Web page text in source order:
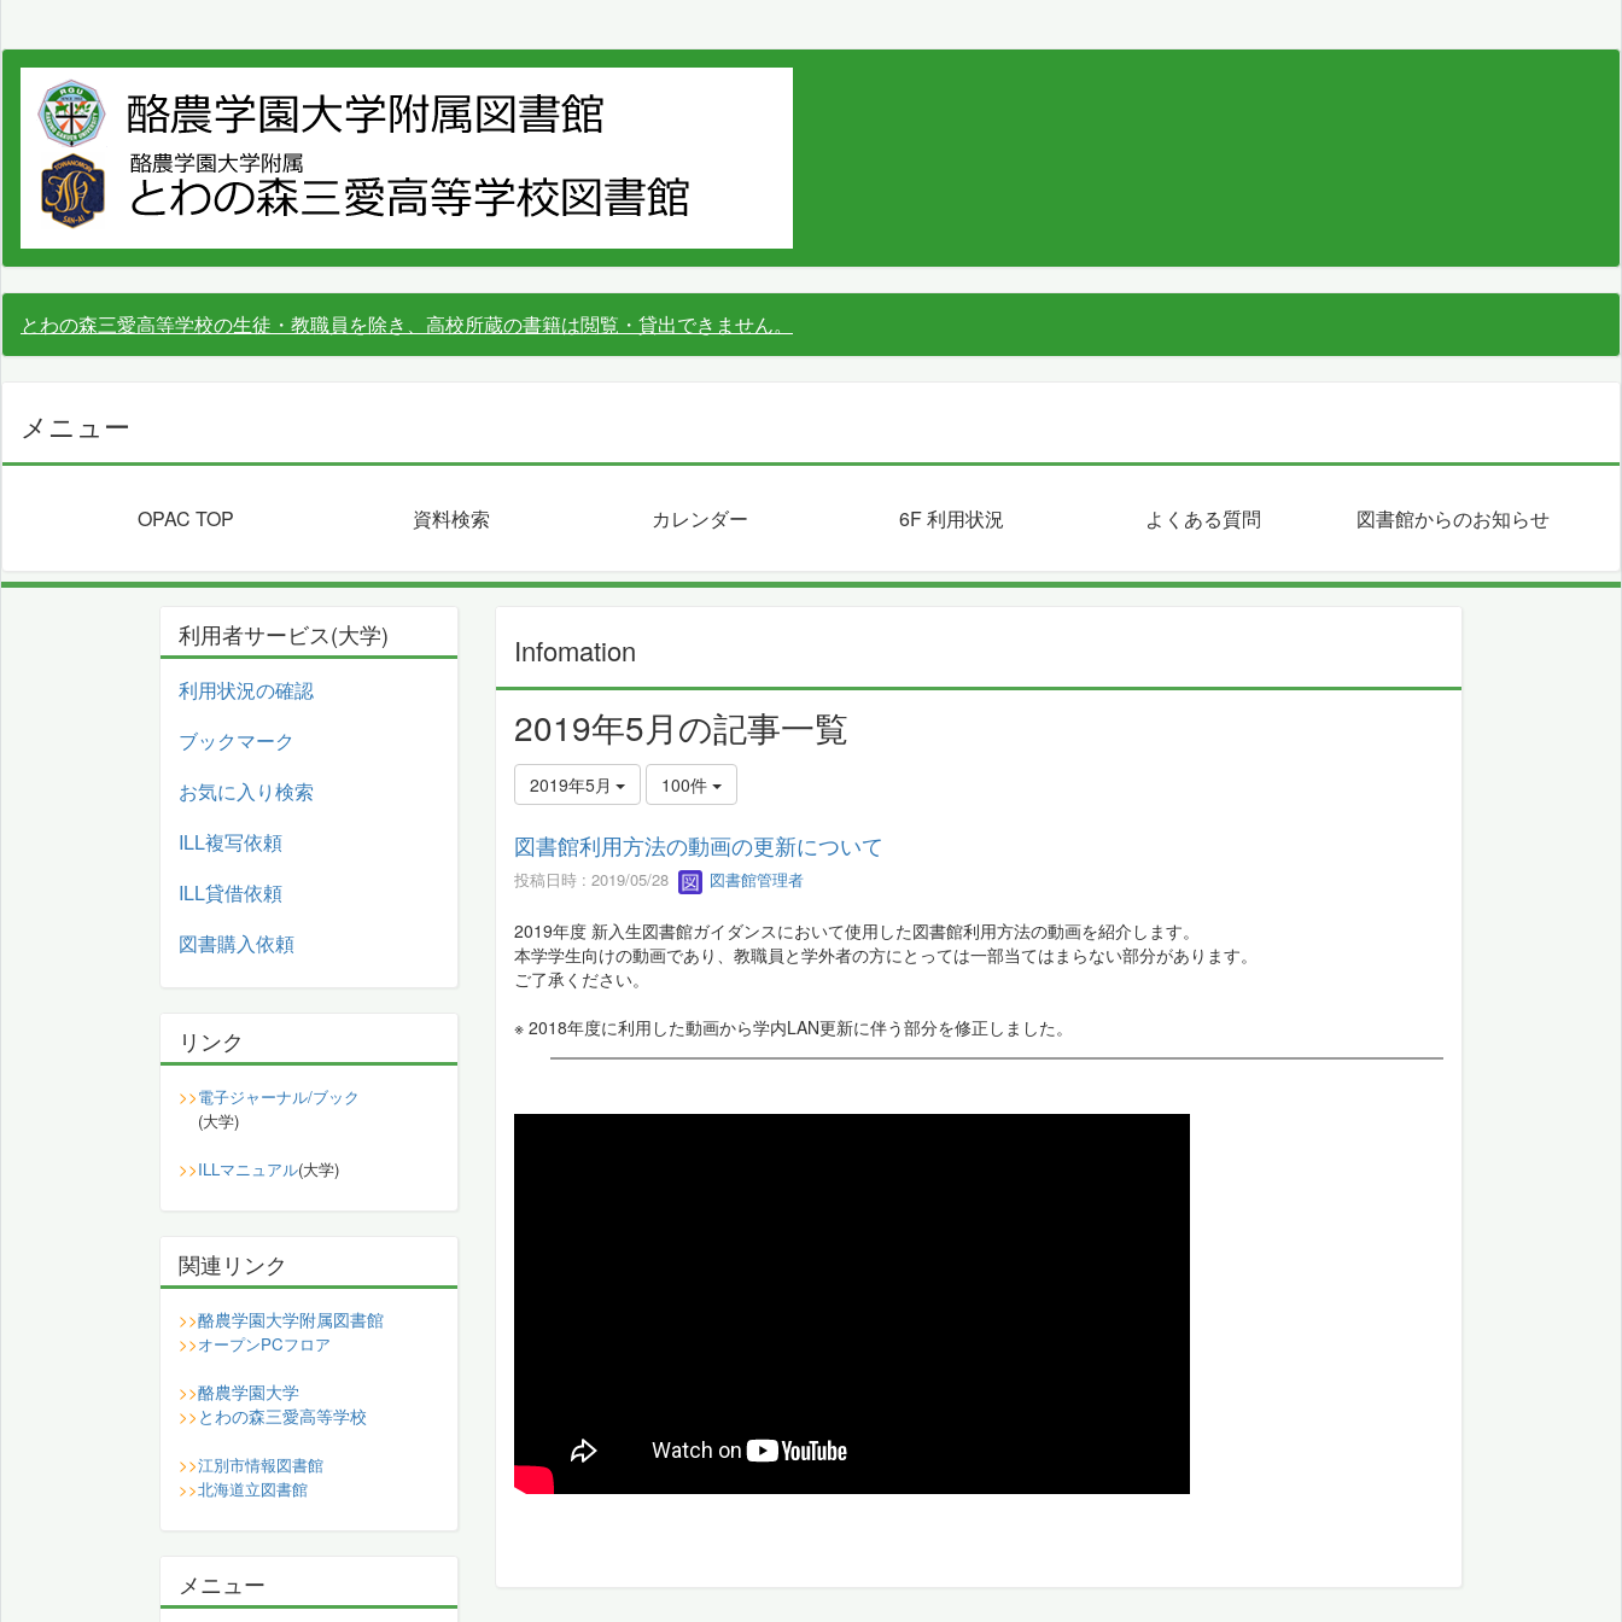
とわの森三愛高等学校の生徒・教職員を除き、高校所蔵の書籍は閲覧・貸出できません。
メニュー
OPAC TOP 資料検索 カレンダー 6F 利用状況 よくある質問 図書館からのお知らせ
Infomation
2019年5月の記事一覧
2019年5月 100件
図書館利用方法の動画の更新について
投稿日時 : 2019/05/28 図書館管理者
2019年度 新入生図書館ガイダンスにおいて使用した図書館利用方法の動画を紹介します。
本学学生向けの動画であり、教職員と学外者の方にとっては一部当てはまらない部分があります。
ご了承ください。
※ 2018年度に利用した動画から学内LAN更新に伴う部分を修正しました。
利用者サービス(大学)
利用状況の確認
ブックマーク
お気に入り検索
ILL複写依頼
ILL貸借依頼
図書購入依頼
リンク
>>電子ジャーナル/ブック
(大学)
>>ILLマニュアル(大学)
関連リンク
>>酪農学園大学附属図書館
>>オープンPCフロア
>>酪農学園大学
>> とわの森三愛高等学校
>>江別市情報図書館
>>北海道立図書館
メニュー